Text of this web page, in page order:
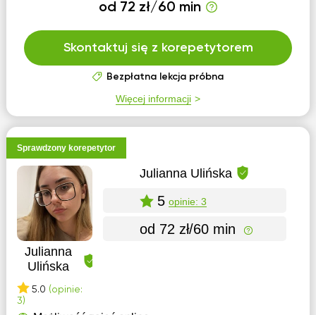
od 72 zł/60 min
Skontaktuj się z korepetytorem
Bezpłatna lekcja próbna
Więcej informacji
Sprawdzony korepetytor
Julianna
Ulińska
5.0 (opinie:
3)
Julianna Ulińska
5 opinie: 3
od 72 zł/60 min